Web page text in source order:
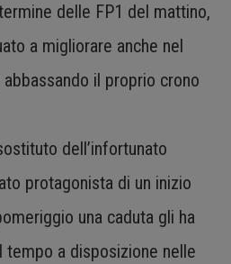
delle FP1 del mattino,
a migliorare anche nel
il proprio crono
dell’infortunato
protagonista di un inizio
una caduta gli ha
a disposizione nelle